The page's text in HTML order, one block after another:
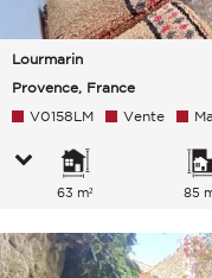
Lourmarin
Provence, France
V0158LM Vente
63 m² 85